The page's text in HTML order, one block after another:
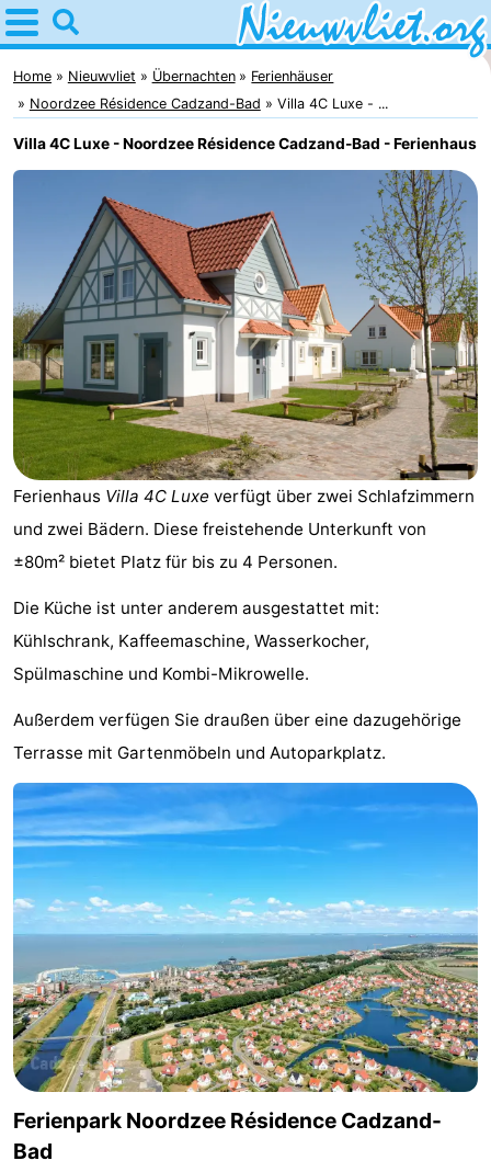
Home
Nieuwvliet
Tipps
Für
Übernachten
Appartements
Campingplätze
Ferienhäuser
-
Bad
Meersee
-
Beach
Resort
Nieuwvliet-
Bad
De
Meulinge
-
EuroParcs
Cadzand
-
Hoogduin
-
Noordzee
Résidence
Cadzand-
Bad
-
Resort
Nieuwvliet-
Bad
-
Schoneveld
-
Strand
Resort
Nieuwvliet-
Bad
-
Waterdunen
-
Zeebad
Zonneweelde
-
Zwinhoeve
Hotels
Lastminutes
Strand
Home Nieuwvliet Übernachten
Ferienhäuser
Noordzee Résidence Cadzand-Bad
Villa 4C Luxe - ...
Villa 4C Luxe - Noordzee Résidence Cadzand-Bad - Ferienhaus
Ferienhaus Villa 4C Luxe verfügt über zwei Schlafzimmern
und zwei Bädern. Diese freistehende Unterkunft von
±80m² bietet Platz für bis zu 4 Personen.
Die Küche ist unter anderem ausgestattet mit:
Kühlschrank, Kaffeemaschine, Wasserkocher,
Spülmaschine und Kombi-Mikrowelle.
Außerdem verfügen Sie draußen über eine dazugehörige
Terrasse mit Gartenmöbeln und Autoparkplatz.
Ferienpark Noordzee Résidence Cadzand-
Bad